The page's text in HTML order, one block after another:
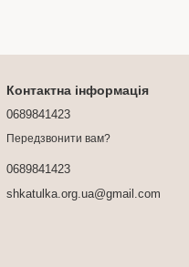
Контактна інформація
0689841423
Передзвонити вам?
0689841423
shkatulka.org.ua@gmail.com